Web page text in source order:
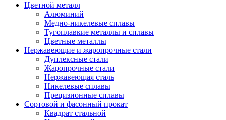
Цветной металл
Алюминий
Медно-никелевые сплавы
Тугоплавкие металлы и сплавы
Цветные металлы
Нержавеющие и жаропрочные стали
Дуплексные стали
Жаропрочные стали
Нержавеющая сталь
Никелевые сплавы
Прецизионные сплавы
Сортовой и фасонный прокат
Квадрат стальной